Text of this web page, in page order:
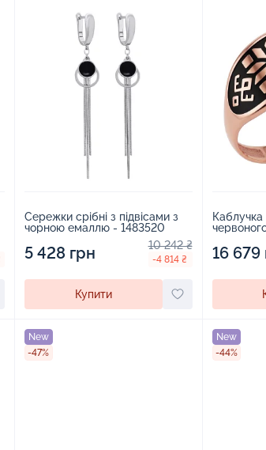
Сережки срібні з підвісами з
чорною емаллю - 1483520
5 428 грн 10 242 ₴
-4 814 ₴
Купити
16 679
New
-47%
New
-44%